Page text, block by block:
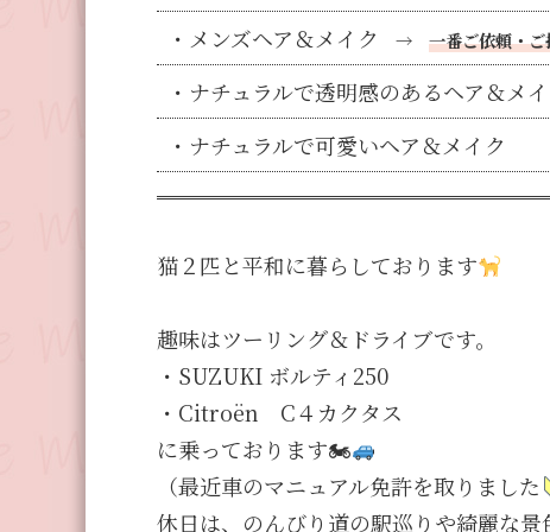
メンズヘア＆メイク →一番ご依頼・
ナチュラルで透明感のあるヘア＆メ
ナチュラルで可愛いヘア＆メイク
猫２匹と平和に暮らしております
趣味はツーリング＆ドライブです。
・SUZUKI ボルティ250
・Citroën C４カクタス
に乗っております🏍
（最近車のマニュアル免許を取りました
休日は、のんびり道の駅巡りや綺麗な